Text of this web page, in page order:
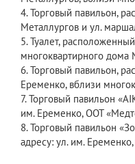
4. Торговый павильон,
Металлургов и ул.
5. Туалет,
многоквартирного
6. Торговый павильон,
Еременко, вблизи
7. Торговый павильон
им. Еременко, ООТ
8. Торговый павильон
адресу: ул. им.